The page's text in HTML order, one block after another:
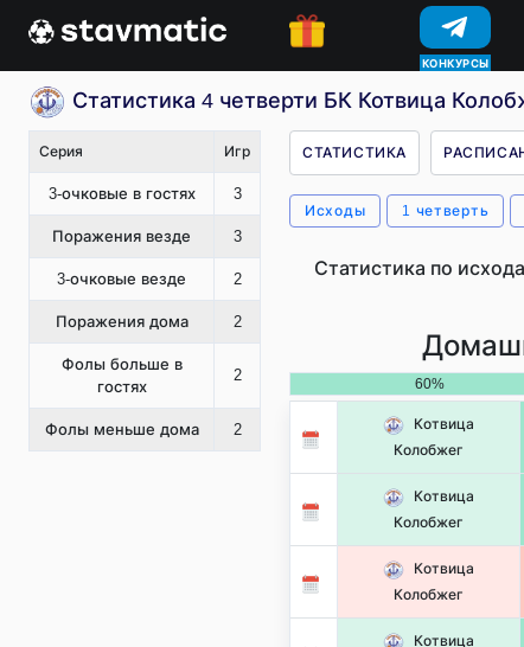
КОНКУРСЫ
Статистика 4 четверти БК Котвица
Серия Игр
3-очковые в гостях 3
Поражения везде 3
3-очковые везде 2
Поражения дома 2
Фолы больше в
гостях
2
Фолы меньше дома 2
СТАТИСТИКА
Исходы 1 четверть
Статистика по
60%
Котвица
Колобжег
Котвица
Колобжег
Котвица
Колобжег
Котвица